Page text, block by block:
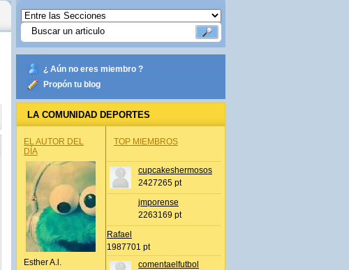
¿ Aún no eres miembro ?
Propón tu blog
LA COMUNIDAD DEPORTES
EL AUTOR DEL
DÍA
Esther A.l.
TOP MIEMBROS
cupcakeshermosos
2427265 pt
jmporense
2263169 pt
Rafael
1987701 pt
comentaelfutbol